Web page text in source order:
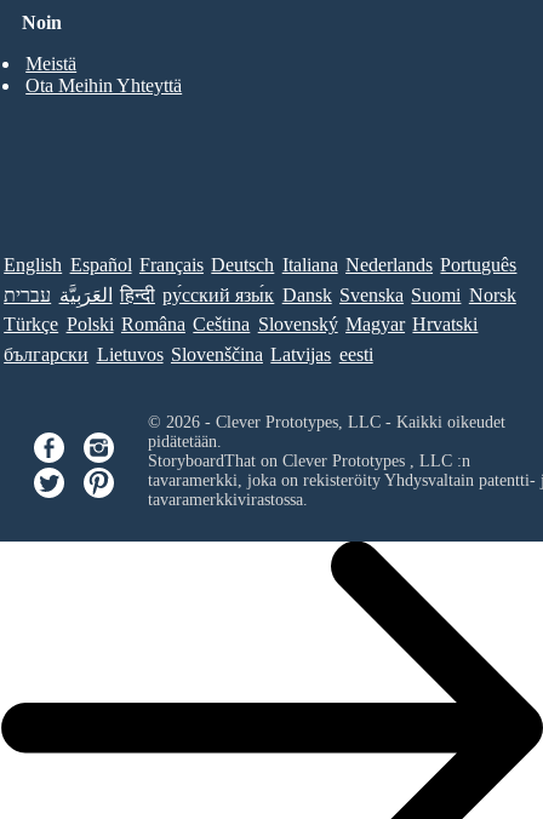
Noin
Meistä
Ota Meihin Yhteyttä
English Español Français Deutsch Italiana Nederlands Português
עברית العَرَبِيَّة हिन्दी ру́сский язы́к Dansk Svenska Suomi Norsk
Türkçe Polski Româna Ceština Slovenský Magyar Hrvatski
български Lietuvos Slovenščina Latvijas eesti
© 2026 - Clever Prototypes, LLC - Kaikki oikeudet
pidätetään.
StoryboardThat on Clever Prototypes , LLC:n
tavaramerkki, joka on rekisteröity Yhdysvaltain patentti-
tavaramerkkivirastossa.